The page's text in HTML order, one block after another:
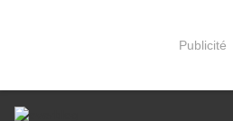
Publicité